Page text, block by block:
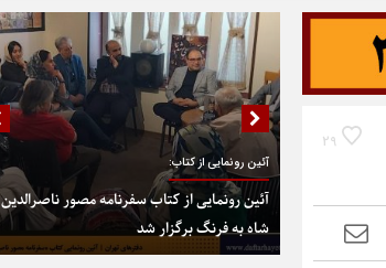
29
آئین رونمایی از کتاب:
آئین رونمایی از کتاب سفرنامه مصور ناصرالدین
شاه به فرنگ برگزار شد